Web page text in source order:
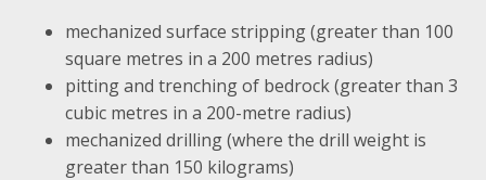
mechanized surface stripping (greater than 100
square metres in a 200 metres radius)
pitting and trenching of bedrock (greater than 3
cubic metres in a 200-metre radius)
mechanized drilling (where the drill weight is
greater than 150 kilograms)